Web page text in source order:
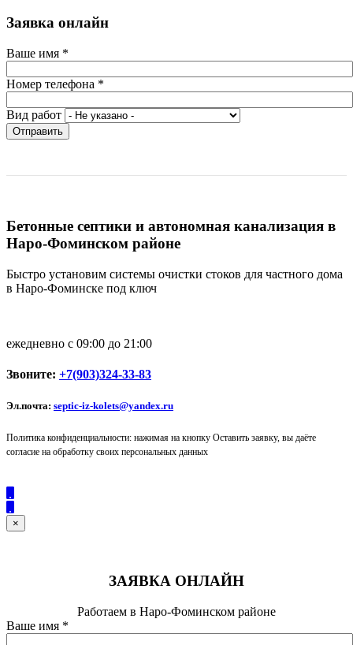
Заявка онлайн
Ваше имя *
Номер телефона *
Вид работ
Отправить
Бетонные септики и автономная канализация в
Наро-Фоминском районе
Быстро установим системы очистки стоков для частного дома
в Наро-Фоминске под ключ
ежедневно с 09:00 до 21:00
Звоните: +7(903)324-33-83
Эл.почта: septic-iz-kolets@yandex.ru
Политика конфиденциальности: нажимая на кнопку Оставить заявку, вы даёте
согласие на обработку своих персональных данных
×
ЗАЯВКА ОНЛАЙН
Работаем в Наро-Фоминском районе
Ваше имя *